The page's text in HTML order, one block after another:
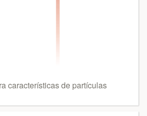
características de partículas